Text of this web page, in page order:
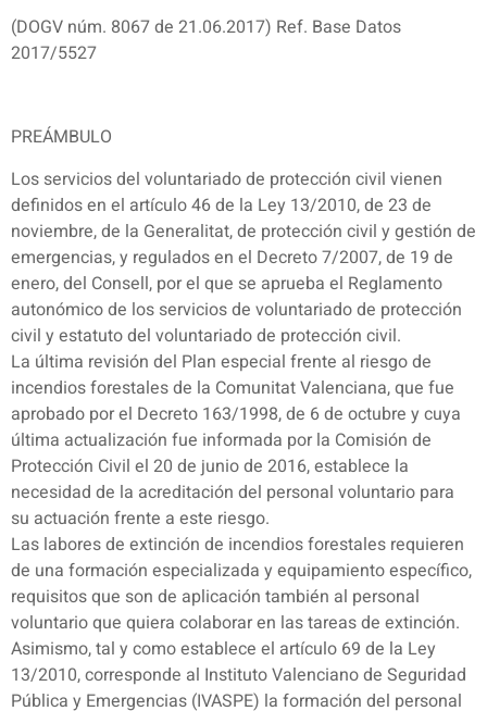
(DOGV núm. 8067 de 21.06.2017) Ref. Base Datos
2017/5527
PREÁMBULO
Los servicios del voluntariado de protección civil vienen
definidos en el artículo 46 de la Ley 13/2010, de 23 de
noviembre, de la Generalitat, de protección civil y gestión de
emergencias, y regulados en el Decreto 7/2007, de 19 de
enero, del Consell, por el que se aprueba el Reglamento
autonómico de los servicios de voluntariado de protección
civil y estatuto del voluntariado de protección civil.
La última revisión del Plan especial frente al riesgo de
incendios forestales de la Comunitat Valenciana, que fue
aprobado por el Decreto 163/1998, de 6 de octubre y cuya
última actualización fue informada por la Comisión de
Protección Civil el 20 de junio de 2016, establece la
necesidad de la acreditación del personal voluntario para
su actuación frente a este riesgo.
Las labores de extinción de incendios forestales requieren
de una formación especializada y equipamiento específico,
requisitos que son de aplicación también al personal
voluntario que quiera colaborar en las tareas de extinción.
Asimismo, tal y como establece el artículo 69 de la Ley
13/2010, corresponde al Instituto Valenciano de Seguridad
Pública y Emergencias (IVASPE) la formación del personal